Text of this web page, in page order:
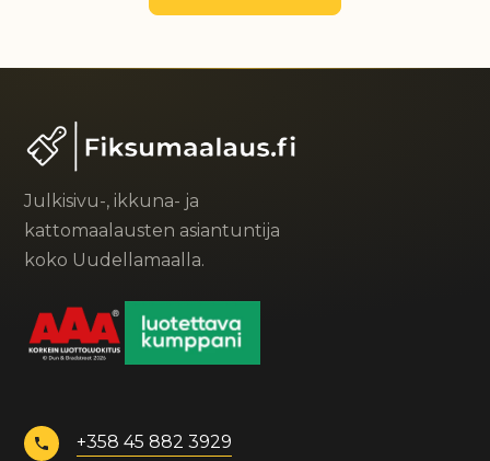
Julkisivu-, ikkuna- ja
kattomaalausten asiantuntija
koko Uudellamaalla.
+358 45 882 3929